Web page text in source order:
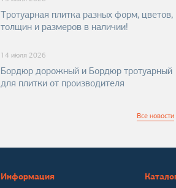
Тротуарная плитка разных форм, цветов,
толщин и размеров в наличии!
14 июля 2026
Бордюр дорожный и Бордюр тротуарный
для плитки от производителя
Все новости
Информация